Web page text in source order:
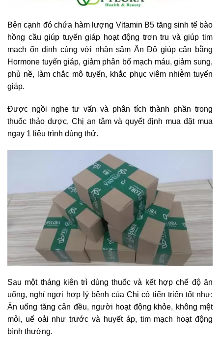
Bên cạnh đó chứa hàm lượng Vitamin B5 tăng sinh tế bào
hồng cầu giúp tuyến giáp hoạt động trơn tru và giúp tim
mạch ổn định cùng với nhân sâm Ấn Độ giúp cân bằng
Hormone tuyến giáp, giảm phân bố mạch máu, giảm sung,
phù nề, làm chắc mô tuyến, khắc phục viêm nhiễm tuyến
giáp.
Được ngồi nghe tư vấn và phân tích thành phần trong
thuốc thảo dược, Chị an tâm và quyết định mua đặt mua
ngay 1 liệu trình dùng thử.
Sau một tháng kiên trì dùng thuốc và kết hợp chế độ ăn
uống, nghỉ ngơi hợp lý bệnh của Chị có tiến triển tốt như:
Ăn uống tăng cân đều, người hoạt động khỏe, không mệt
mỏi, uể oải như trước và huyết áp, tim mạch hoạt động
bình thường.